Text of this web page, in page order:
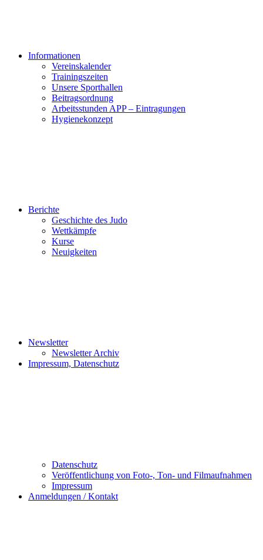
Informationen
Vereinskalender
Trainingszeiten
Unsere Sporthallen
Beitragsordnung
Arbeitsstunden APP – Eintragungen
Hygienekonzept
Berichte
Geschichte des Judo
Wettkämpfe
Kurse
Neuigkeiten
Newsletter
Newsletter Archiv
Impressum, Datenschutz
Datenschutz
Veröffentlichung von Foto-, Ton- und Filmaufnahmen
Impressum
Anmeldungen / Kontakt